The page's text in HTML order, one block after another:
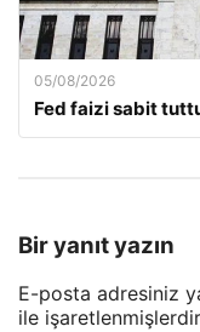
05/08/2026
Fed faizi sabit
Bir yanıt yazın
E-posta adresiniz
ile işaretlenmişlerdir